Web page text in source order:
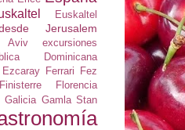
Euskaltel
Jerusalem
Aviv
excursiones
Dominicana
Ezcaray Ferrari Fez
Finisterre Florencia
Galicia Gamla Stan